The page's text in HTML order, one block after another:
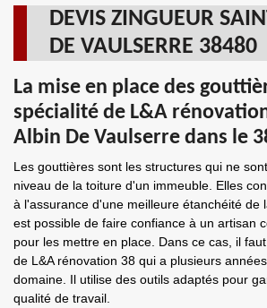
DEVIS ZINGUEUR
DE VAULSERRE 38480
La mise en place des
spécialité de L&A
Albin De Vaulserre dans le
Les gouttières sont les structures qui ne
niveau de la toiture d'un immeuble. Elles
à l'assurance d'une meilleure étanchéité de
est possible de faire confiance à un artisan
pour les mettre en place. Dans ce cas, il
de L&A rénovation 38 qui a plusieurs
domaine. Il utilise des outils adaptés pour
qualité de travail.